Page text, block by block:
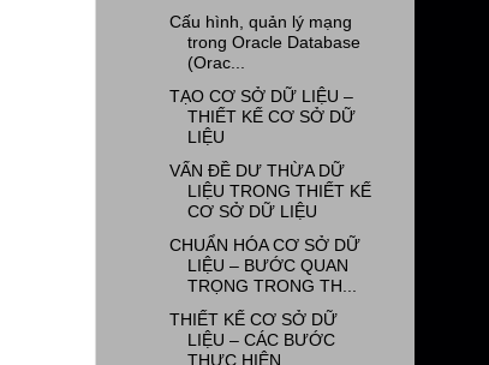
Cấu hình, quản lý mạng
trong Oracle Database
(Orac...
TẠO CƠ SỞ DỮ LIỆU –
THIẾT KẾ CƠ SỞ DỮ
LIỆU
VẤN ĐỀ DƯ THỪA DỮ
LIỆU TRONG THIẾT KẾ
CƠ SỞ DỮ LIỆU
CHUẨN HÓA CƠ SỞ DỮ
LIỆU – BƯỚC QUAN
TRỌNG TRONG TH...
THIẾT KẾ CƠ SỞ DỮ
LIỆU – CÁC BƯỚC
THỰC HIỆN